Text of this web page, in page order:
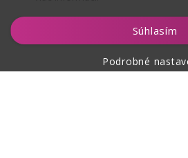
Súhlasím
Podrobné
Vložiť do košíka